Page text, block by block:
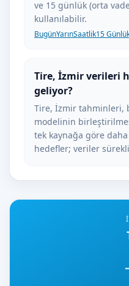
ve 15 günlük (orta
kullanılabilir.
BugünYarınSaatlik15
Tire, İzmir verileri
geliyor?
Tire, İzmir tahminleri,
modelinin
tek kaynağa göre
hedefler; veriler